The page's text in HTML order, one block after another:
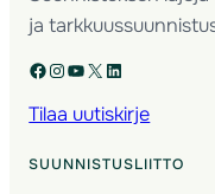
ja
Facebook Instagram YouTube X LinkedIn
Tilaa uutiskirje
SUUNNISTUSLIITTO